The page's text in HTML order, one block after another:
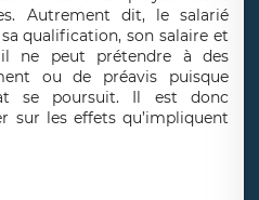
Autrement dit, le salarié
qualification, son salaire et
ne peut prétendre à des
ou de préavis puisque
se poursuit. Il est donc
sur les effets qu’impliquent